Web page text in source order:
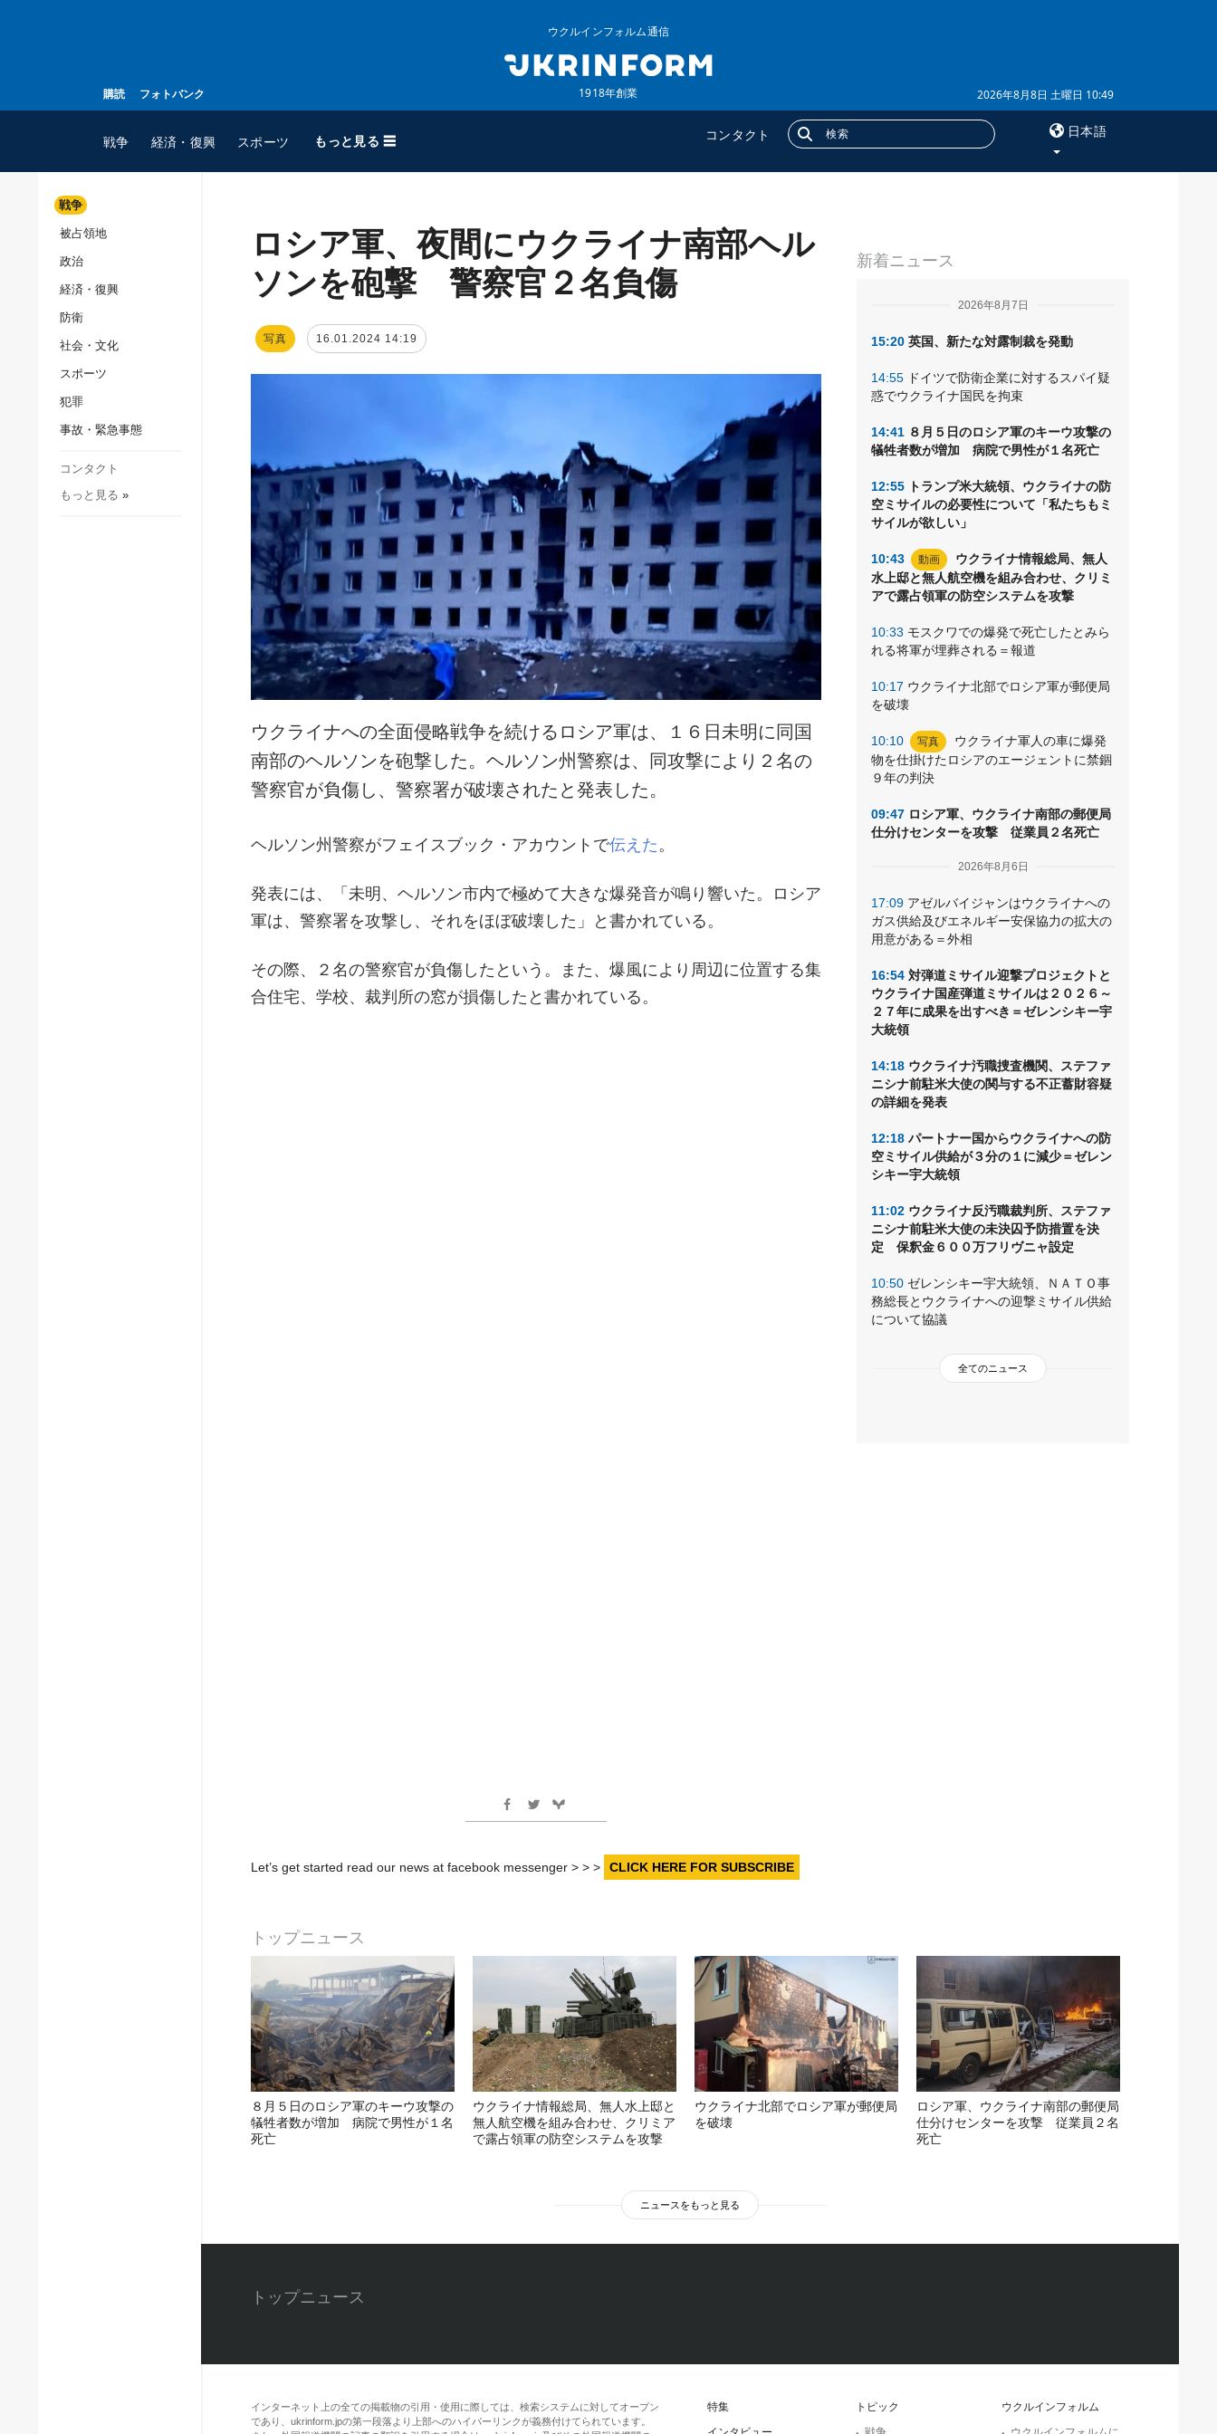
購読 フォトバンク
ウクルインフォルム通信
1918年創業 2026年8月8日 土曜日 10:49
戦争 経済・復興 スポーツ もっと見る ☰ コンタクト 日本語
スポーツ
ウクルインフォルム
ウクルインフォルムについ
て
追加
特集
インタビュー
購読
戦争
被占領地
政治
経済・復興
防衛
社会・文化
スポーツ
犯罪
事故・緊急事態
コンタクト
もっと見る »
新着ニュース
2026年8月7日
15:20 英国、新たな対露制裁を発動
14:55 ドイツで防衛企業に対するスパイ疑
惑でウクライナ国民を拘束
14:41 ８月５日のロシア軍のキーウ攻撃の
犠牲者数が増加 病院で男性が１名死亡
12:55 トランプ米大統領、ウクライナの防
空ミサイルの必要性について「私たちもミ
サイルが欲しい」
10:43 動画
ウクライナ情報総局、無人
水上邸と無人航空機を組み合わせ、クリミ
アで露占領軍の防空システムを攻撃
10:33 モスクワでの爆発で死亡したとみら
れる将軍が埋葬される＝報道
10:17 ウクライナ北部でロシア軍が郵便局
を破壊
10:10 写真
ウクライナ軍人の車に爆発
物を仕掛けたロシアのエージェントに禁錮
９年の判決
09:47 ロシア軍、ウクライナ南部の郵便局
仕分けセンターを攻撃 従業員２名死亡
2026年8月6日
17:09 アゼルバイジャンはウクライナへの
ガス供給及びエネルギー安保協力の拡大の
用意がある＝外相
16:54 対弾道ミサイル迎撃プロジェクトと
ウクライナ国産弾道ミサイルは２０２６～
２７年に成果を出すべき＝ゼレンシキー宇
大統領
14:18 ウクライナ汚職捜査機関、ステファ
ニシナ前駐米大使の関与する不正蓄財容疑
の詳細を発表
12:18 パートナー国からウクライナへの防
空ミサイル供給が３分の１に減少＝ゼレン
シキー宇大統領
11:02 ウクライナ反汚職裁判所、ステファ
ニシナ前駐米大使の未決囚予防措置を決
定 保釈金６００万フリヴニャ設定
10:50 ゼレンシキー宇大統領、ＮＡＴＯ事
務総長とウクライナへの迎撃ミサイル供給
について協議
全てのニュース
ロシア軍、夜間にウクライナ南部ヘル
ソンを砲撃 警察官２名負傷
写真 16.01.2024 14:19
ウクライナへの全面侵略戦争を続けるロシア軍は、１６日未明に同国
南部のヘルソンを砲撃した。ヘルソン州警察は、同攻撃により２名の
警察官が負傷し、警察署が破壊されたと発表した。
ヘルソン州警察がフェイスブック・アカウントで伝えた 。
発表には、「未明、ヘルソン市内で極めて大きな爆発音が鳴り響いた。ロシア
軍は、警察署を攻撃し、それをほぼ破壊した」と書かれている。
その際、２名の警察官が負傷したという。また、爆風により周辺に位置する集
合住宅、学校、裁判所の窓が損傷したと書かれている。
Let’s get started read our news at facebook messenger > > > CLICK HERE FOR SUBSCRIBE
トップニュース
８月５日のロシア軍のキーウ攻撃の
犠牲者数が増加 病院で男性が１名
死亡
ウクライナ情報総局、無人水上邸と
無人航空機を組み合わせ、クリミア
で露占領軍の防空システムを攻撃
ウクライナ北部でロシア軍が郵便局
を破壊
ロシア軍、ウクライナ南部の郵便局
仕分けセンターを攻撃 従業員２名
死亡
ニュースをもっと見る
トップニュース
トピック
ウクルインフォルム
特集
インターネット上の全ての掲載物の引用・使用に際しては、検索システムに対してオープン
であり、ukrinform.jpの第一段落より上部へのハイパーリンクが義務付けてられています。